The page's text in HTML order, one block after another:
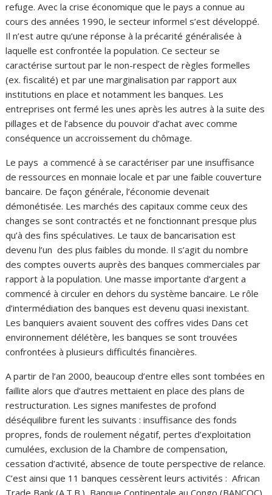
refuge. Avec la crise économique que le pays a connue au
cours des années 1990, le secteur informel s’est développé.
Il n’est autre qu’une réponse à la précarité généralisée à
laquelle est confrontée la population. Ce secteur se
caractérise surtout par le non-respect de règles formelles
(ex. fiscalité) et par une marginalisation par rapport aux
institutions en place et notamment les banques. Les
entreprises ont fermé les unes après les autres à la suite des
pillages et de l’absence du pouvoir d’achat avec comme
conséquence un accroissement du chômage.
Le pays a commencé à se caractériser par une insuffisance
de ressources en monnaie locale et par une faible couverture
bancaire. De façon générale, l’économie devenait
démonétisée. Les marchés des capitaux comme ceux des
changes se sont contractés et ne fonctionnant presque plus
qu’à des fins spéculatives. Le taux de bancarisation est
devenu l’un des plus faibles du monde. Il s’agit du nombre
des comptes ouverts auprès des banques commerciales par
rapport à la population. Une masse importante d’argent a
commencé à circuler en dehors du système bancaire. Le rôle
d’intermédiation des banques est devenu quasi inexistant.
Les banquiers avaient souvent des coffres vides Dans cet
environnement délétère, les banques se sont trouvées
confrontées à plusieurs difficultés financières.
A partir de l’an 2000, beaucoup d’entre elles sont tombées en
faillite alors que d’autres mettaient en place des plans de
restructuration. Les signes manifestes de profond
déséquilibre furent les suivants : insuffisance des fonds
propres, fonds de roulement négatif, pertes d’exploitation
cumulées, exclusion de la Chambre de compensation,
cessation d’activité, absence de toute perspective de relance.
C’est ainsi que 11 banques cessèrent leurs activités : African
Trade Bank (A.T.B.), Banque Continentale au Congo (BANCOC),